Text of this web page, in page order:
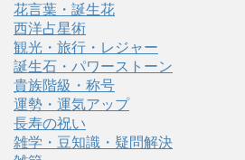
花言葉・誕生花
西洋占星術
観光・旅行・レジャー
誕生石・パワーストーン
貴族階級・称号
運勢・運気アップ
長寿の祝い
雑学・豆知識・疑問解決